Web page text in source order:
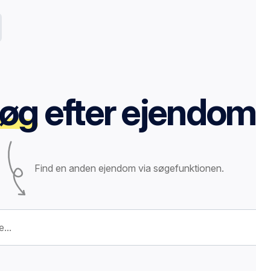
efter ejendom
Find en anden ejendom via søgefunktionen.